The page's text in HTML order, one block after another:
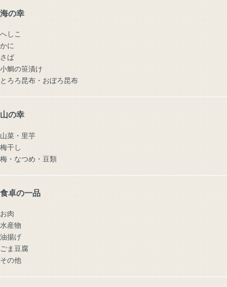
海の幸
へしこ
かに
さば
小鯛の笹漬け
とろろ昆布・おぼろ昆布
山の幸
山菜・里芋
梅干し
梅・なつめ・豆類
食卓の一品
お肉
水産物
油揚げ
ごま豆腐
その他